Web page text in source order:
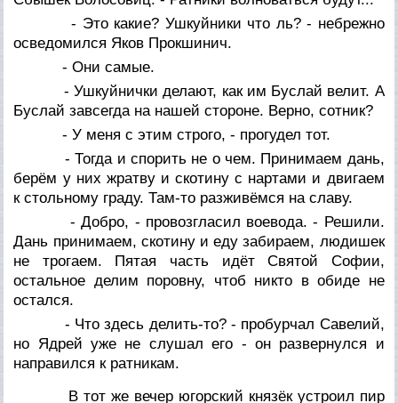
- Это какие? Ушкуйники что ль? - небрежно
осведомился Яков Прокшинич.
- Они самые.
- Ушкуйнички делают, как им Буслай велит. А
Буслай завсегда на нашей стороне. Верно, сотник?
- У меня с этим строго, - прогудел тот.
- Тогда и спорить не о чем. Принимаем дань,
берём у них жратву и скотину с нартами и двигаем
к стольному граду. Там-то разживёмся на славу.
- Добро, - провозгласил воевода. - Решили.
Дань принимаем, скотину и еду забираем, людишек
не трогаем. Пятая часть идёт Святой Софии,
остальное делим поровну, чтоб никто в обиде не
остался.
- Что здесь делить-то? - пробурчал Савелий,
но Ядрей уже не слушал его - он развернулся и
направился к ратникам.
В тот же вечер югорский князёк устроил пир